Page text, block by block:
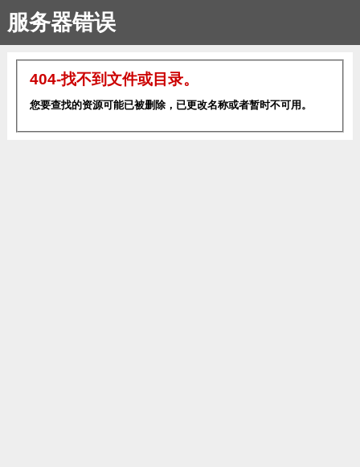
服务器错误
404-找不到文件或目录。
您要查找的资源可能已被删除，已更改名称或者暂时不可用。